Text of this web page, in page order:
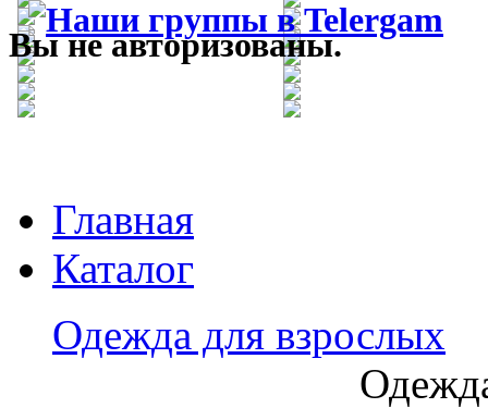
Вы не авторизованы.
Главная
Каталог
Одежда для взрослых